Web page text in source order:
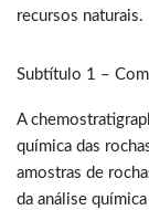
recursos naturais.
Subtítulo 1 –
A
química das
amostras de
da análise